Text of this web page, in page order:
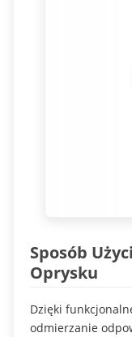
Sposób
Oprysku
Dzięki
odmierzanie